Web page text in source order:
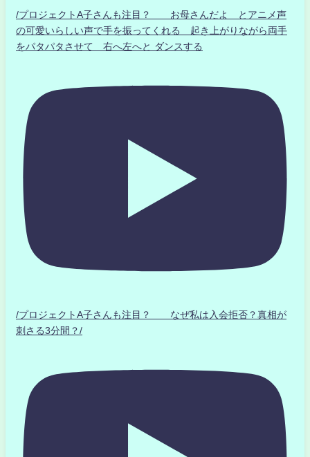
/プロジェクトA子さんも注目？ お母さんだよ とアニメ声
の可愛いらしい声で手を振ってくれる 起き上がりながら両手
をパタパタさせて 右へ左へと ダンスする
/プロジェクトA子さんも注目？ なぜ私は入会拒否？真相が
刺さる3分間？/